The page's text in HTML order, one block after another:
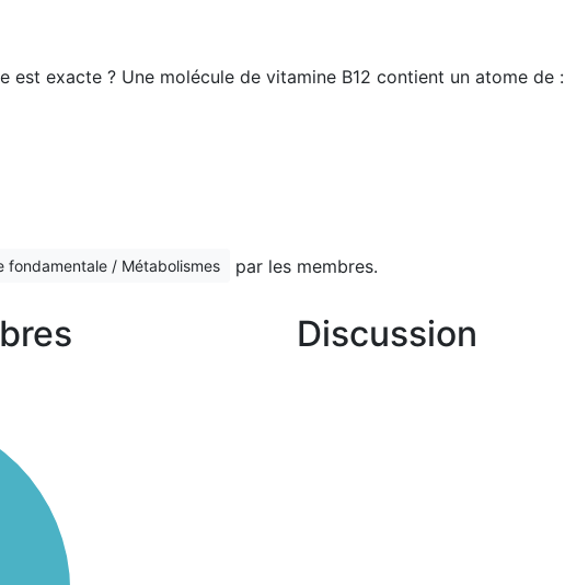
est exacte ? Une molécule de vitamine B12 contient un atome de :
fondamentale / Métabolismes par les membres.
Discussion